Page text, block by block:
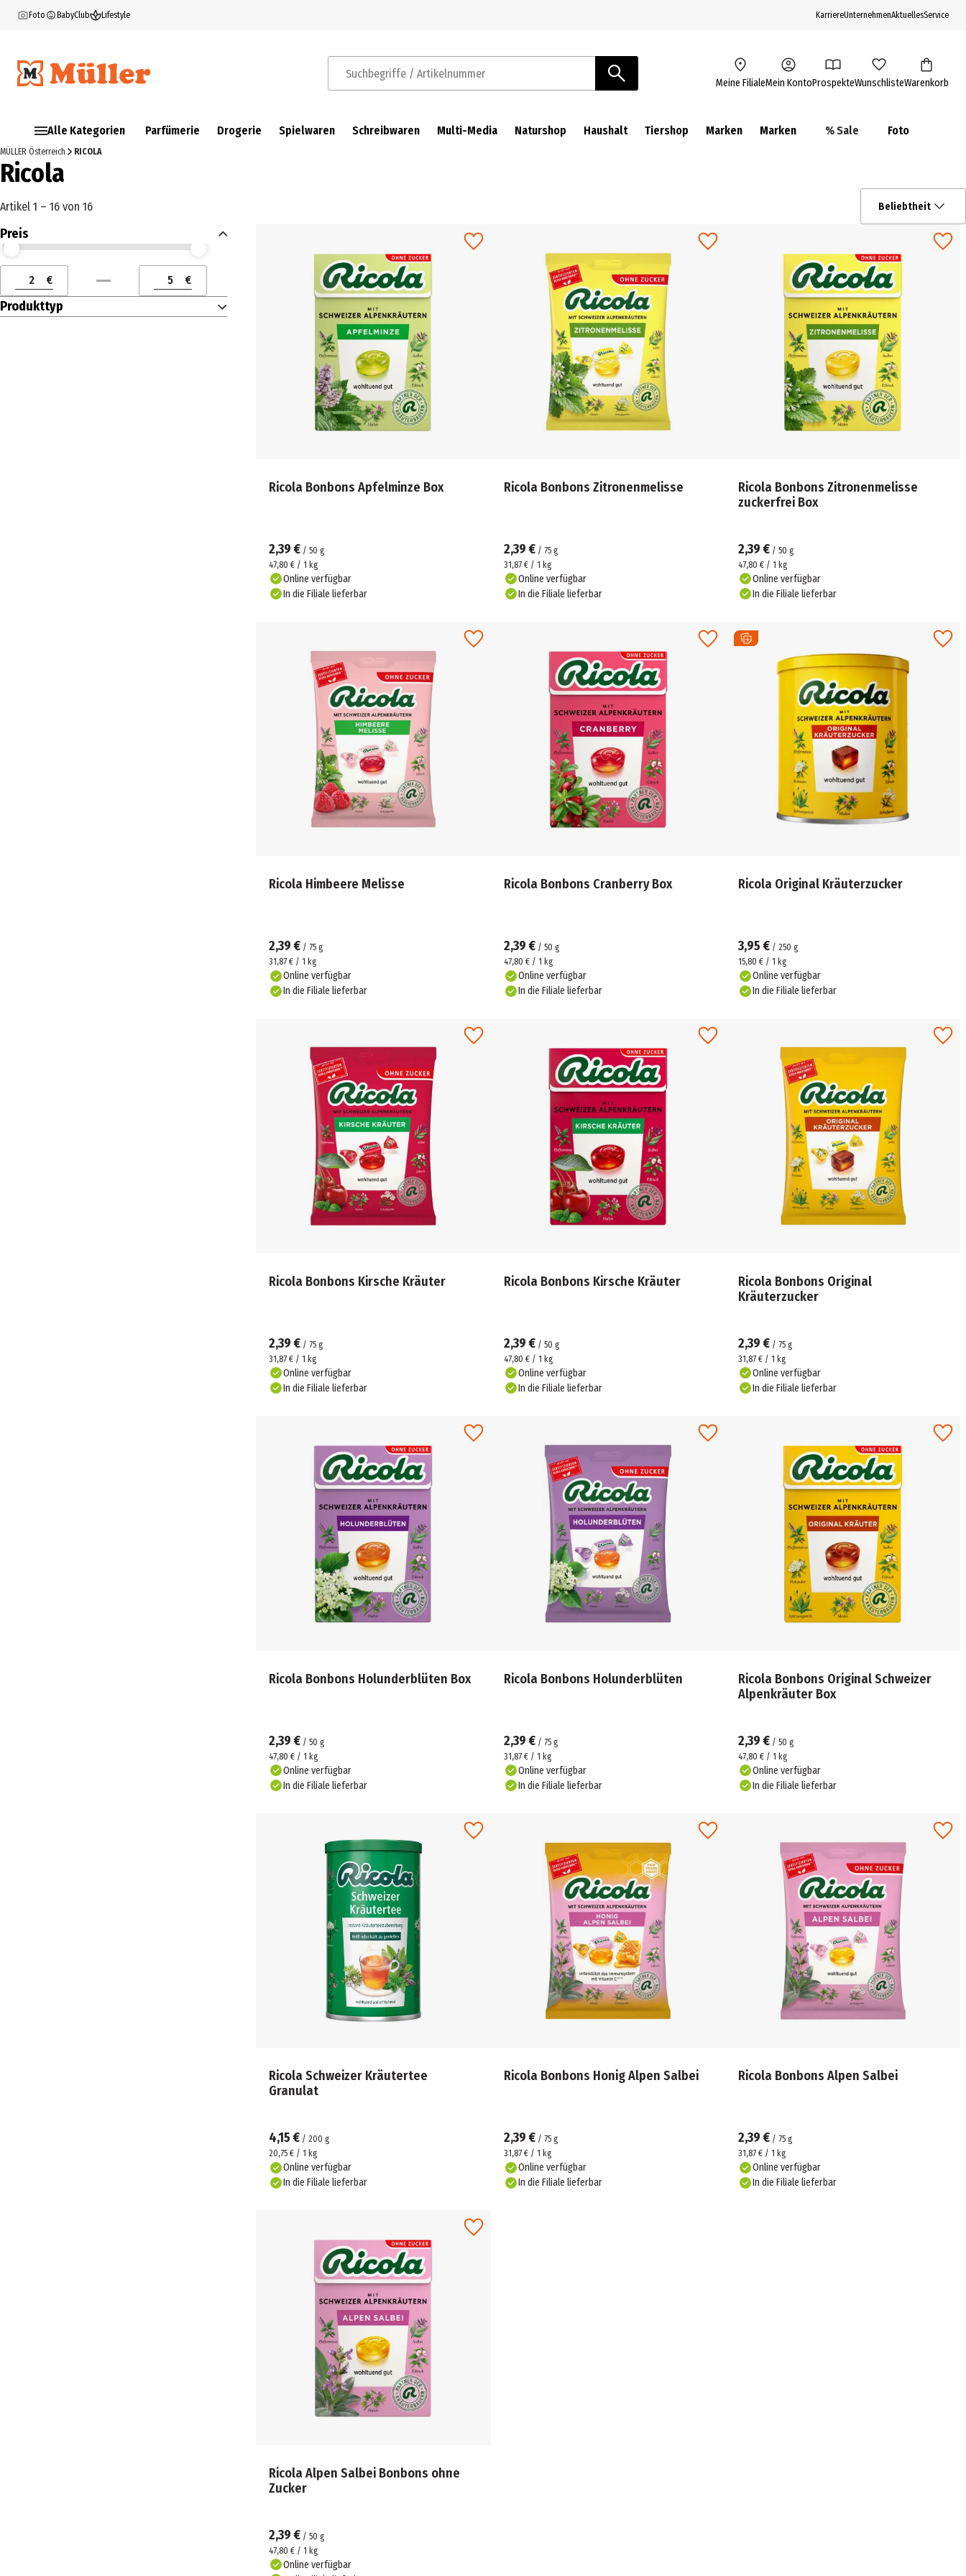
Foto BabyClub Lifestyle KarriereUnternehmenAktuellesService
Suchbegriffe / Artikelnummer Meine FilialeMein KontoProspekteWunschlisteWarenkorb
Alle Kategorien Parfümerie Drogerie Spielwaren Schreibwaren Multi-Media Naturshop Haushalt Tiershop Marken Marken % Sale Foto
MÜLLER Österreich RICOLA
Ricola
Artikel 1 – 16 von 16 Beliebtheit
Preis
Preis (€) ab
Preis (€) bis
Preis (€) ab
€
Preis (€) bis
€
Produkttyp
Ricola Bonbons Apfelminze Box
2,39 € / 50 g
47,80 € / 1 kg
Online verfügbar
In die Filiale lieferbar
Ricola Bonbons Zitronenmelisse
2,39 €/ 75 g
31,87 € / 1 kg
Online verfügbar
In die Filiale lieferbar
Ricola Bonbons Zitronenmelisse
zuckerfrei Box
2,39 € /50 g
47,80 € / 1 kg
Online verfügbar
In die Filiale lieferbar
Ricola Himbeere Melisse
2,39 € / 75 g
31,87 € / 1 kg
Online verfügbar
In die Filiale lieferbar
Ricola Bonbons Cranberry Box
2,39 €/ 50 g
47,80 € / 1 kg
Online verfügbar
In die Filiale lieferbar
Ricola Original Kräuterzucker
3,95 € /250 g
15,80 € / 1 kg
Online verfügbar
In die Filiale lieferbar
Ricola Bonbons Kirsche Kräuter
2,39 € / 75 g
31,87 € / 1 kg
Online verfügbar
In die Filiale lieferbar
Ricola Bonbons Kirsche Kräuter
2,39 €/ 50 g
47,80 € / 1 kg
Online verfügbar
In die Filiale lieferbar
Ricola Bonbons Original
Kräuterzucker
2,39 € /75 g
31,87 € / 1 kg
Online verfügbar
In die Filiale lieferbar
Ricola Bonbons Holunderblüten Box
2,39 € / 50 g
47,80 € / 1 kg
Online verfügbar
In die Filiale lieferbar
Ricola Bonbons Holunderblüten
2,39 €/ 75 g
31,87 € / 1 kg
Online verfügbar
In die Filiale lieferbar
Ricola Bonbons Original Schweizer
Alpenkräuter Box
2,39 € /50 g
47,80 € / 1 kg
Online verfügbar
In die Filiale lieferbar
Ricola Schweizer Kräutertee
Granulat
4,15 € / 200 g
20,75 € / 1 kg
Online verfügbar
In die Filiale lieferbar
Ricola Bonbons Honig Alpen Salbei
2,39 €/ 75 g
31,87 € / 1 kg
Online verfügbar
In die Filiale lieferbar
Ricola Bonbons Alpen Salbei
2,39 € /75 g
31,87 € / 1 kg
Online verfügbar
In die Filiale lieferbar
Ricola Alpen Salbei Bonbons ohne
Zucker
2,39 € / 50 g
47,80 € / 1 kg
Online verfügbar